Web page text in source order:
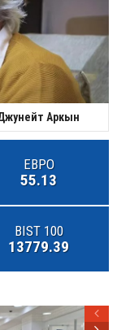
Аркын
ЕВРО
55.13
BIST 100
13779.39